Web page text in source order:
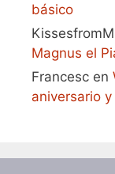
básico
Magnus el
Francesc en
aniversario